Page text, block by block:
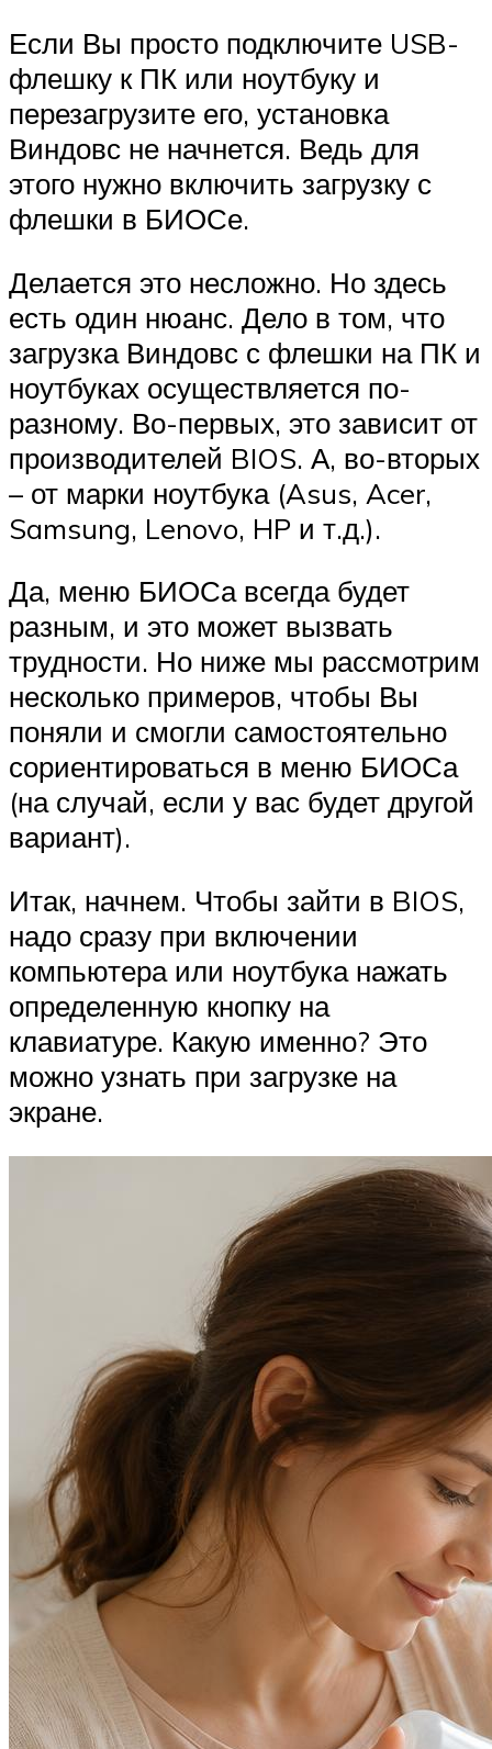
Если Вы просто подключите USB-
флешку к ПК или ноутбуку и
перезагрузите его, установка
Виндовс не начнется. Ведь для
этого нужно включить загрузку с
флешки в БИОСе.
Делается это несложно. Но здесь
есть один нюанс. Дело в том, что
загрузка Виндовс с флешки на ПК и
ноутбуках осуществляется по-
разному. Во-первых, это зависит от
производителей BIOS. А, во-вторых
– от марки ноутбука (Asus, Acer,
Samsung, Lenovo, HP и т.д.).
Да, меню БИОСа всегда будет
разным, и это может вызвать
трудности. Но ниже мы рассмотрим
несколько примеров, чтобы Вы
поняли и смогли самостоятельно
сориентироваться в меню БИОСа
(на случай, если у вас будет другой
вариант).
Итак, начнем. Чтобы зайти в BIOS,
надо сразу при включении
компьютера или ноутбука нажать
определенную кнопку на
клавиатуре. Какую именно? Это
можно узнать при загрузке на
экране.